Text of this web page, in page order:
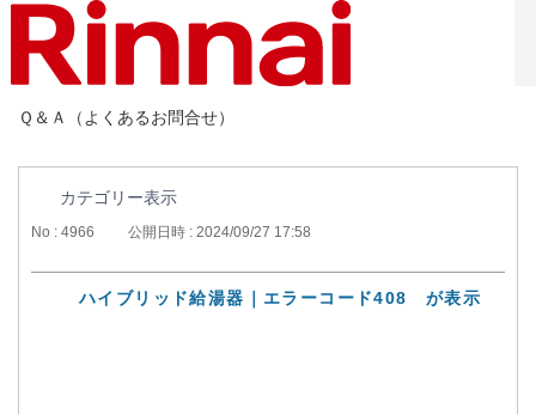
Ｑ＆Ａ（よくあるお問合せ）
カテゴリー表示
No : 4966 公開日時 : 2024/09/27 17:58
ハイブリッド給湯器｜エラーコード408 が表示